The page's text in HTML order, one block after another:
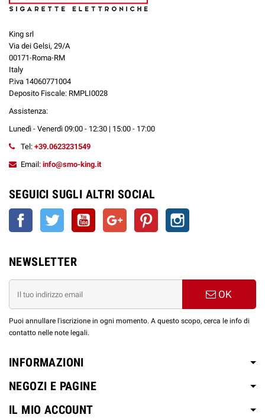
King srl
Via dei Gelsi, 29/A
00171-Roma-RM
Italy
P.iva 14060771004
Deposito Fiscale: RMPLI0028
Assistenza:
Lunedì - Venerdì 09:00 - 12:30 | 15:00 - 17:00
Tel: +39.0623231549
Email: info@smo-king.it
SEGUICI SUGLI ALTRI SOCIAL
Facebook Twitter YouTube Google+ Pinterest
NEWSLETTER
OK
Puoi annullare l'iscrizione in ogni momento. A questo scopo, cerca le info di
contatto nelle note legali.
INFORMAZIONI
NEGOZI E PAGINE
IL MIO ACCOUNT